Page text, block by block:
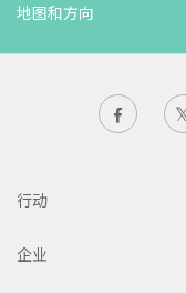
地图和方向
行动
企业